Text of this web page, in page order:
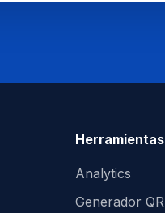
Herramientas
Analytics
Generador QR